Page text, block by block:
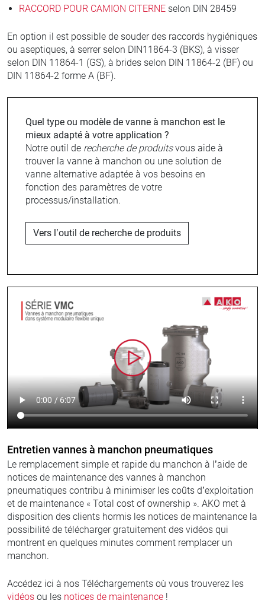
RACCORD POUR CAMION CITERNE selon DIN 28459
En option il est possible de souder des raccords hygiéniques
ou aseptiques, à serrer selon DIN11864-3 (BKS), à visser
selon DIN 11864-1 (GS), à brides selon DIN 11864-2 (BF) ou
DIN 11864-2 forme A (BF).
Quel type ou modèle de vanne à manchon est le
mieux adapté à votre application ?
Notre outil de recherche de produitsvous aide à
trouver la vanne à manchon ou une solution de
vanne alternative adaptée à vos besoins en
fonction des paramètres de votre
processus/installation.
Vers l’outil de recherche de produits
Entretien vannes à manchon pneumatiques
Le remplacement simple et rapide du manchon à l’aide de
notices de maintenance des vannes à manchon
pneumatiques contribu à minimiser les coûts d’exploitation
et de maintenance « Total cost of ownership ». AKO met à
disposition des clients hormis les notices de maintenance la
possibilité de télécharger gratuitement des vidéos qui
montrent en quelques minutes comment remplacer un
manchon.
Accédez ici à nos Téléchargements où vous trouverez les
vidéos ou les notices de maintenance !